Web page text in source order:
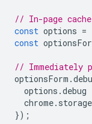
// In-page
const options =
const
// Immediately
optionsForm .
options .debug
chrome. storage
});